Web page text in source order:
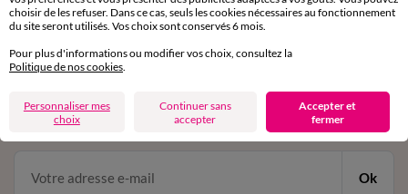
11€ Offerts
en vous inscrivant à la newsletter
dès 20€ d’achat
conditions dans votre email de confirmation
Ok
choisir de les refuser. Dans ce cas, seuls les cookies nécessaires au fonctionnement
du site seront utilisés. Vos choix sont conservés 6 mois.
Pour plus d'informations ou modifier vos choix, consultez la
Politique de nos cookies.
Personnaliser mes
choix
Continuer sans
accepter
Accepter et
fermer